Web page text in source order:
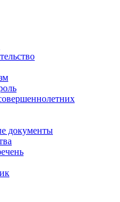
документы